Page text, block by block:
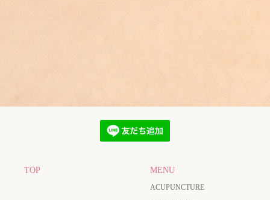
TOP MENU
ACUPUNCTURE